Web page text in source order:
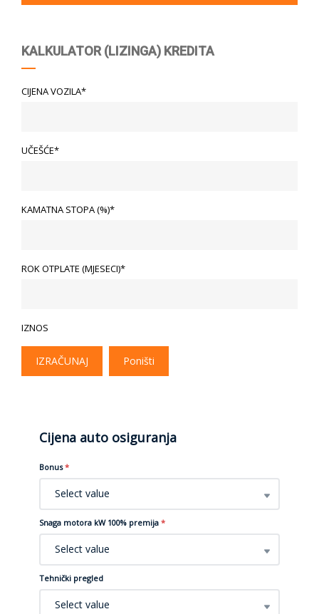
KALKULATOR (LIZINGA) KREDITA
CIJENA VOZILA*
UČEŠĆE*
KAMATNA STOPA (%)*
ROK OTPLATE (MJESECI)*
IZNOS
IZRAČUNAJ Poništi
Cijena auto osiguranja
Bonus *
Select value
Snaga motora kW 100% premija *
Select value
Tehnički pregled
Select value